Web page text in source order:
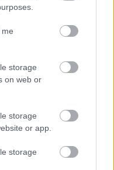
storage
on web or
storage
or app.
storage
no para
play